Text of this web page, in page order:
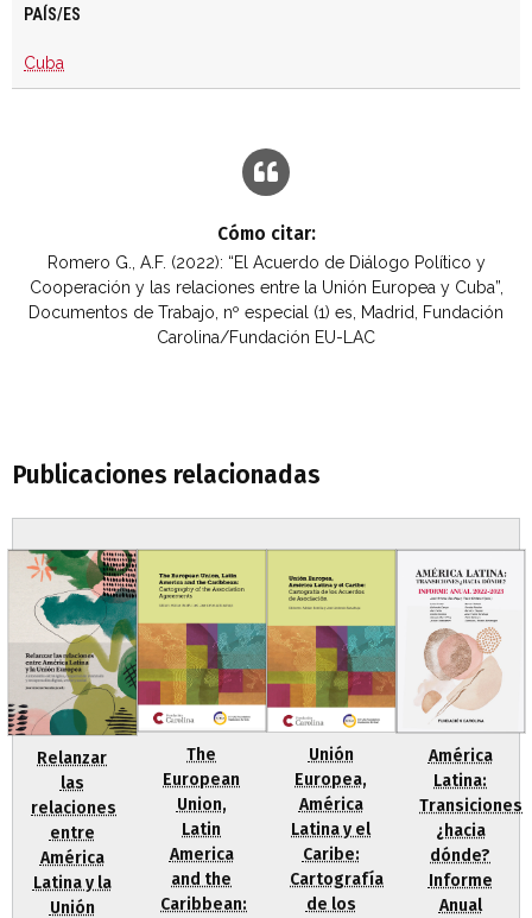
PAÍS/ES
Cuba
Cómo citar:
Romero G., A.F. (2022): “El Acuerdo de Diálogo Político y
Cooperación y las relaciones entre la Unión Europea y Cuba”,
Documentos de Trabajo, nº especial (1) es, Madrid, Fundación
Carolina/Fundación EU-LAC
Publicaciones relacionadas
Relanzar
las
relaciones
entre
América
Latina y la
Unión
The
European
Union,
Latin
America
and the
Caribbean:
Unión
Europea,
América
Latina y el
Caribe:
Cartografía
de los
América
Latina:
Transiciones
¿hacia
dónde?
Informe
Anual